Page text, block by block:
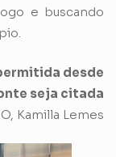
e buscando
desde
seja citada
Kamilla Lemes